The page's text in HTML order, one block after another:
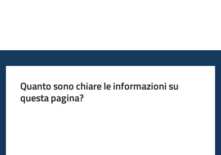
Quanto sono chiare le informazioni su
questa pagina?